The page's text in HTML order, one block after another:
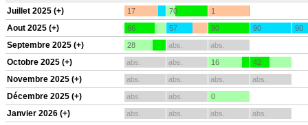
Juillet 2025 (+) 17 70 1
Aout 2025 (+) 66 57 90 90 90
Septembre 2025 (+) 28 abs. abs.
Octobre 2025 (+) abs. abs. 16 42
Novembre 2025 (+) abs. abs. abs. abs.
Décembre 2025 (+) abs. abs. 0
Janvier 2026 (+) abs. abs. abs. abs.